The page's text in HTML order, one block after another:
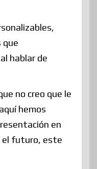
que
hablar de
no creo que le
hemos
en
el futuro, este